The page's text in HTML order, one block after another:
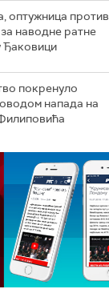
оптужница против
наводне ратне
Ђаковици
покренуло
напада на